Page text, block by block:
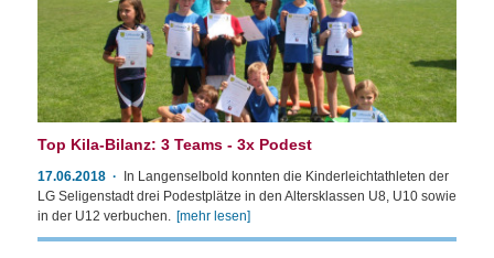
Top Kila-Bilanz: 3 Teams - 3x Podest
17.06.2018
In Langenselbold konnten die Kinderleichtathleten der
LG Seligenstadt drei Podestplätze in den Altersklassen U8, U10 sowie
in der U12 verbuchen. [mehr lesen]